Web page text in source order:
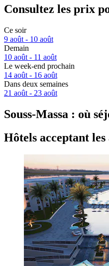
Consultez les prix
Ce soir
9 août - 10 août
Demain
10 août - 11 août
Le week-end prochain
14 août - 16 août
Dans deux semaines
21 août - 23 août
Souss-Massa : où
Hôtels acceptant